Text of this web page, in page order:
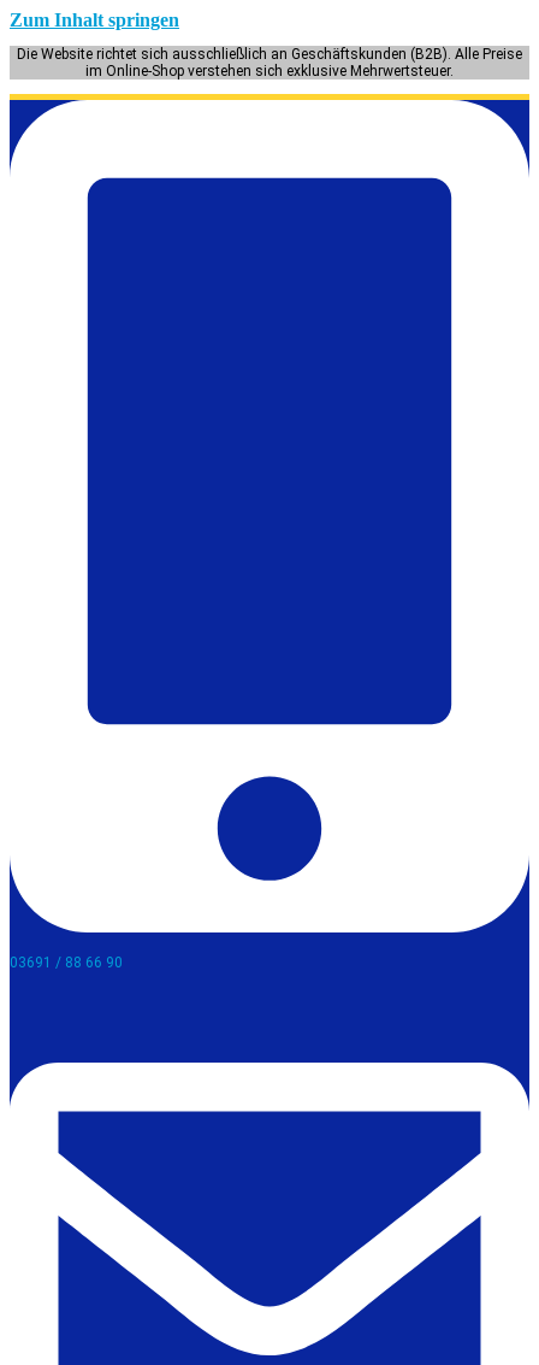
Zum Inhalt springen
Die Website richtet sich ausschließlich an Geschäftskunden (B2B). Alle Preise
im Online-Shop verstehen sich exklusive Mehrwertsteuer.
03691 / 88 66 90​